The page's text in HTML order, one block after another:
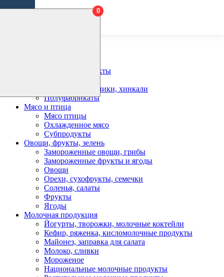
0
Введите этап поиска выше...
Замороженные продукты
Пельмени, вареники, хинкали
Полуфабрикаты
Мясо и птица
Мясо птицы
Охлажденное мясо
Субпродукты
Овощи, фрукты, зелень
Замороженные овощи, грибы
Замороженные фрукты и ягоды
Овощи
Орехи, сухофрукты, семечки
Соленья, салаты
Фрукты
Ягоды
Молочная продукция
Йогурты, творожки, молочные коктейли
Кефир, ряженка, кисломолочные продукты
Майонез, заправка для салата
Молоко, сливки
Мороженое
Национальные молочные продукты